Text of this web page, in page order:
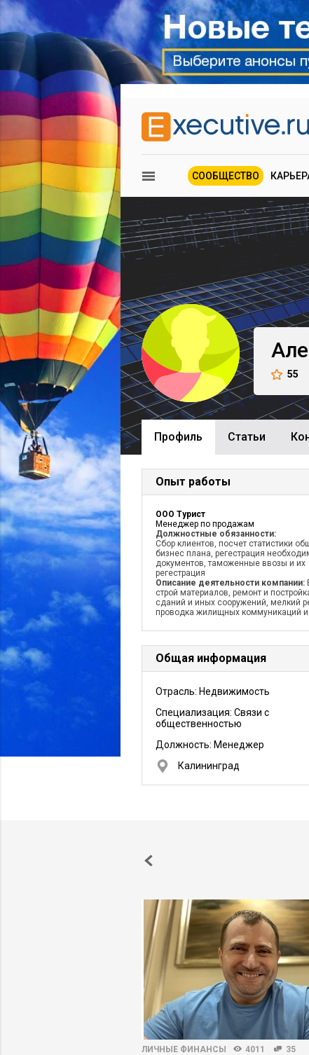
СООБЩЕСТВО
55
Профиль Cтатьи
Опыт работы
ООО Турист
Менеджер по продажам
Должностные обязанности:
Сбор клиентов, посчет статистики
бизнес плана, регестрация
документов, таможенные ввозы и их
регестрация
Описание деятельности компании:
строй материалов, ремонт и
сданий и иных сооружений, мелкий
проводка жилищных коммуникаций и
Общая информация
Отрасль: Недвижимость
Специализация: Связи с
общественностью
Должность: Менеджер
Калининград
ЛИЧНЫЕ ФИНАНСЫ 4011 35